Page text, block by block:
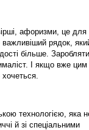
афоризми, це
рядок,
більше.
І якщо вже
технологією, яка
й зі спеціальними